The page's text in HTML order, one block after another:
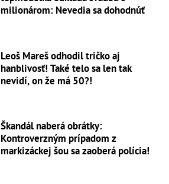
milionárom: Nevedia sa dohodnúť
Leoš Mareš odhodil tričko aj
hanblivosť! Také telo sa len tak
nevidí, on že má 50?!
Škandál naberá obrátky:
Kontroverzným prípadom z
markizáckej šou sa zaoberá polícia!